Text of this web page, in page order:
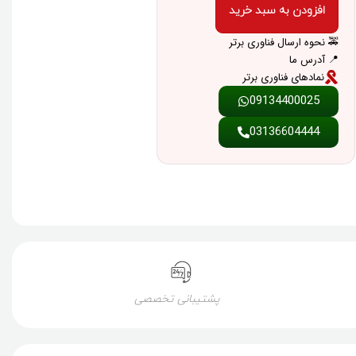
افزودن به سبد خرید
🚕 نحوه ارسال فناوری برتر
📍 آدرس ما
نمادهای فناوری برتر
09134400025
03136604444
پشتیبانی تخصصی